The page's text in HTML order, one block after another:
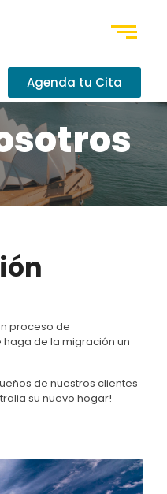
Agenda tu Cita
proceso de
de la migración un
de nuestros clientes
su nuevo hogar!